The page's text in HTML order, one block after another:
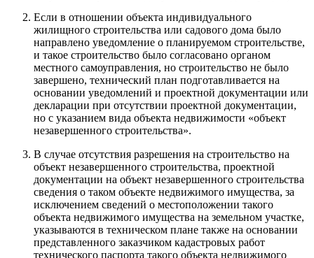
Если в отношении объекта индивидуального
жилищного строительства или садового дома было
направлено уведомление о планируемом строительстве,
и такое строительство было согласовано органом
местного самоуправления, но строительство не было
завершено, технический план подготавливается на
основании уведомлений и проектной документации или
декларации при отсутствии проектной документации,
но с указанием вида объекта недвижимости «объект
незавершенного строительства».
В случае отсутствия разрешения на строительство на
объект незавершенного строительства, проектной
документации на объект незавершенного строительства
сведения о таком объекте недвижимого имущества, за
исключением сведений о местоположении такого
объекта недвижимого имущества на земельном участке,
указываются в техническом плане также на основании
представленного заказчиком кадастровых работ
технического паспорта такого объекта недвижимого